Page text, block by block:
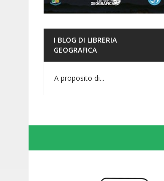
I BLOG DI LIBRERIA
GEOGRAFICA
A proposito di...